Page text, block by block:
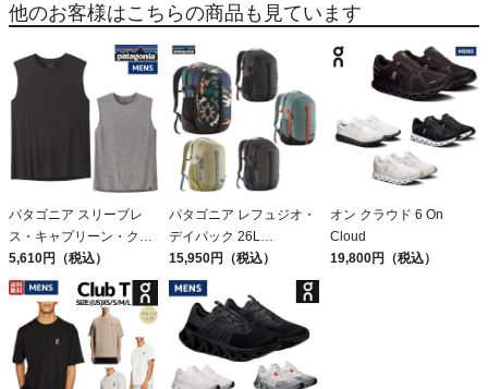
他のお客様はこちらの商品も見ています
パタゴニア スリーブレ
ス・キャプリーン・クー
ル・デイリー・シャツ
Patagonia Sleeveless
Capilene Cool Daily
Shirt
5,610円（税込）
パタゴニア レフュジオ・
デイパック 26L
PATAGONIA REFUGIO
DAY PACK 47914
15,950円（税込）
オン クラウド 6 On
Cloud
19,800円（税込）